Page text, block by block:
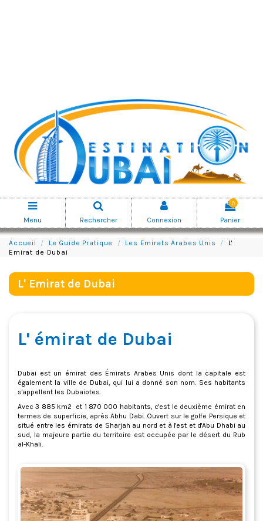
Menu Rechercher Connexion
0
Panier
Accueil Le Guide Pratique Les Emirats Arabes Unis
L'
Emirat de Dubai
L' Emirat de Dubai
L' émirat de Dubai
Dubai est un émirat des Émirats Arabes Unis dont la capitale est
également la ville de Dubai, qui lui a donné son nom. Ses habitants
s'appellent les Dubaiotes.
Avec 3 885 km2 et 1 870 000 habitants, c'est le deuxième émirat en
termes de superficie, après Abhu Dabi. Ouvert sur le golfe Persique et
situé entre les émirats de Sharjah au nord et à l'est et d'Abu Dhabi au
sud, la majeure partie du territoire est occupée par le désert du Rub
al-Khali.